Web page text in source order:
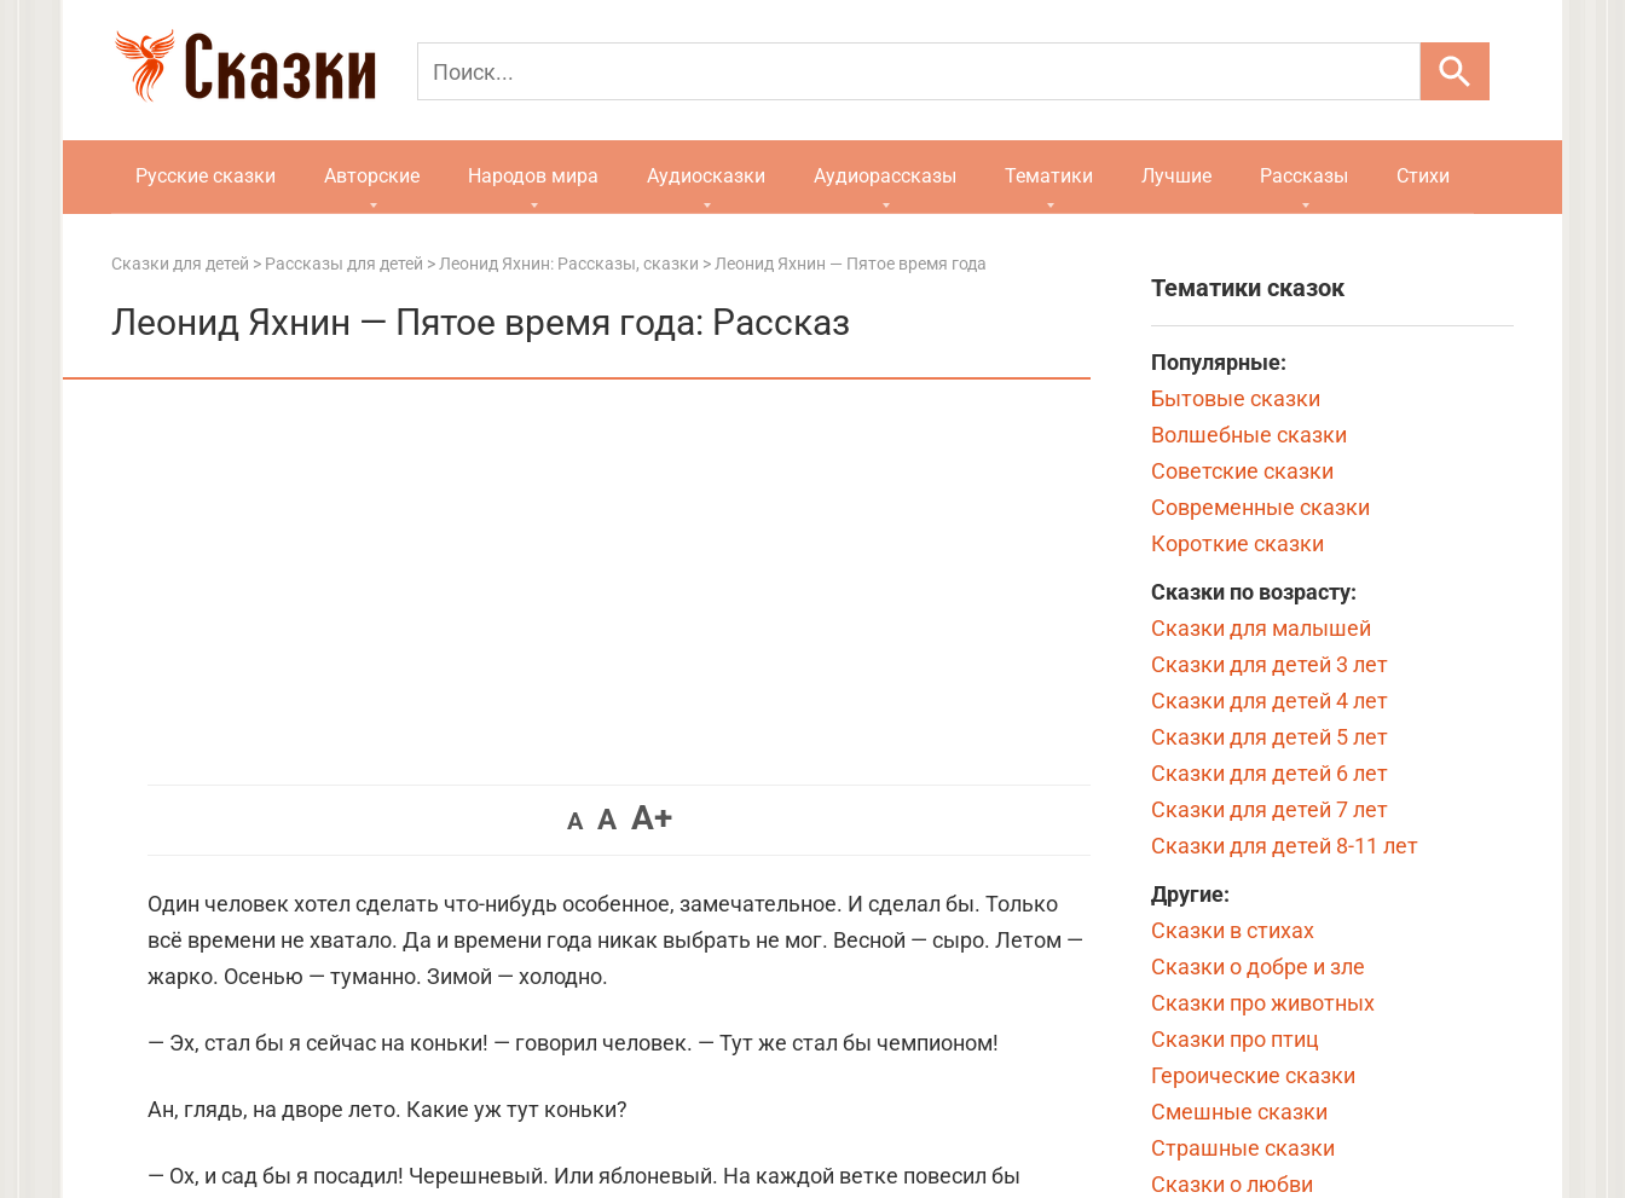
Русские сказки Авторские Народов мира Аудиосказки Аудиорассказы Тематики Лучшие Рассказы Стихи
Сказки для детей > Рассказы для детей >Леонид Яхнин: Рассказы, сказки >Леонид Яхнин — Пятое время года
Леонид Яхнин — Пятое время года: Рассказ
AУменьшить
AВернуть
A+Увеличить
Один человек хотел сделать что-нибудь особенное, замечательное. И сделал бы. Только
всё времени не хватало. Да и времени года никак выбрать не мог. Весной — сыро. Летом —
жарко. Осенью — туманно. Зимой — холодно.
— Эх, стал бы я сейчас на коньки! — говорил человек. — Тут же стал бы чемпионом!
Ан, глядь, на дворе лето. Какие уж тут коньки?
— Ох, и сад бы я посадил! Черешневый. Или яблоневый. На каждой ветке повесил бы
Тематики сказок
Популярные:
Бытовые сказки
Волшебные сказки
Советские сказки
Современные сказки
Короткие сказки
Сказки по возрасту:
Сказки для малышей
Сказки для детей 3 лет
Сказки для детей 4 лет
Сказки для детей 5 лет
Сказки для детей 6 лет
Сказки для детей 7 лет
Сказки для детей 8-11 лет
Другие:
Сказки в стихах
Сказки о добре и зле
Сказки про животных
Сказки про птиц
Героические сказки
Смешные сказки
Страшные сказки
Сказки о любви